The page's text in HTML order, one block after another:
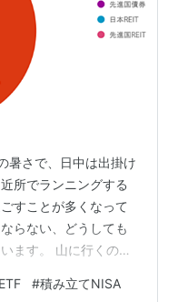
暑さで、日中は出掛け
所でランニングする
すことが多くなって
らない、どうしても
ます。 山に行くので
は暑すぎて行く気に
#積み立てNISA